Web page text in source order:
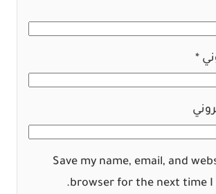
Save my name, email, and
browser for the next